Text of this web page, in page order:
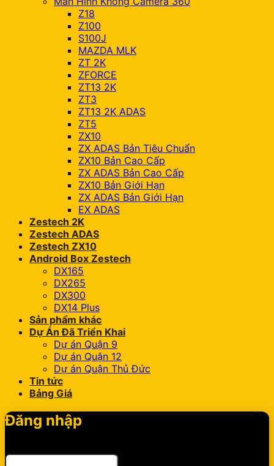
Z18
Z100
S100J
MAZDA MLK
ZT 2K
ZFORCE
ZT13 2K
ZT3
ZT13 2K ADAS
ZT5
ZX10
ZX ADAS Bản Tiêu Chuẩn
ZX10 Bản Cao Cấp
ZX ADAS Bản Cao Cấp
ZX10 Bản Giới Hạn
ZX ADAS Bản Giới Hạn
EX ADAS
Zestech 2K
Zestech ADAS
Zestech ZX10
Android Box Zestech
DX165
DX265
DX300
DX14 Plus
Sản phẩm khác
Dự Án Đã Triển Khai
Dự án Quận 9
Dự án Quận 12
Dự án Quận Thủ Đức
Tin tức
Bảng Giá
Đăng nhập